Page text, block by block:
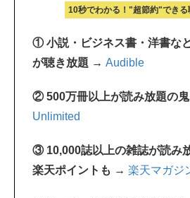
10秒でわかる！"超節約"できる
① 小説・ビジネス書・洋書な
が聴き放題 → Audible
② 500万冊以上が読み放題の
Unlimited
③ 10,000誌以上の雑誌が読み
楽天ポイントも → 楽天マガジ